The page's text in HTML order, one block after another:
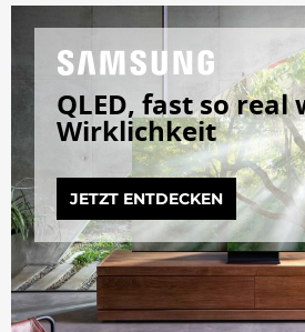
QLED, fast so real
Wirklichkeit
JETZT ENTDECKEN